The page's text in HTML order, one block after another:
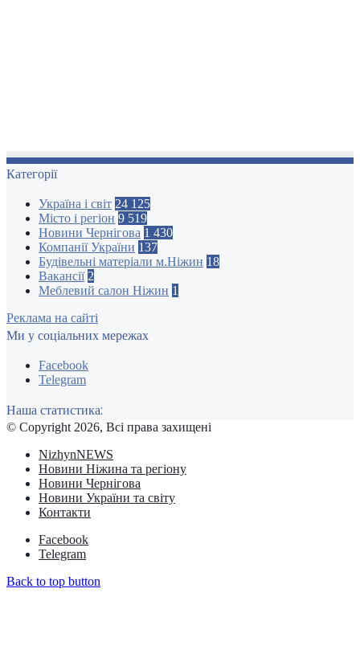
Категорії
Україна і світ 24 125
Місто і регіон 9 519
Новини Чернігова 1 430
Компанії України 137
Будівельні матеріали м.Ніжин 18
Вакансії 2
Меблевий салон Ніжин 1
Реклама на сайті
Ми у соціальних мережах
Facebook
Telegram
Наша статистика:
© Copyright 2026, Всі права захищені
NizhynNEWS
Новини Ніжина та регіону
Новини Чернігова
Новини України та світу
Контакти
Facebook
Telegram
Back to top button